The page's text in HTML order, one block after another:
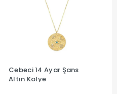
Cebeci 14 Ayar Şans
Altın Kolye